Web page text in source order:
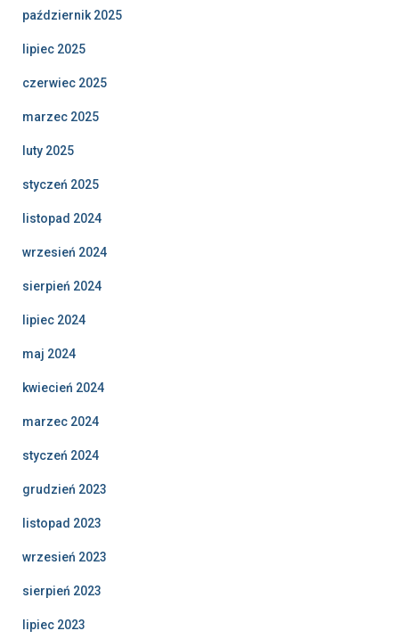
październik 2025
lipiec 2025
czerwiec 2025
marzec 2025
luty 2025
styczeń 2025
listopad 2024
wrzesień 2024
sierpień 2024
lipiec 2024
maj 2024
kwiecień 2024
marzec 2024
styczeń 2024
grudzień 2023
listopad 2023
wrzesień 2023
sierpień 2023
lipiec 2023